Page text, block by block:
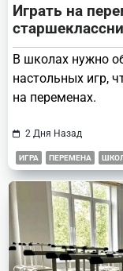
Играть на
В школах нужно
настольных игр,
на переменах.
2 Дня Назад
ИГРА ПЕРЕМЕНА